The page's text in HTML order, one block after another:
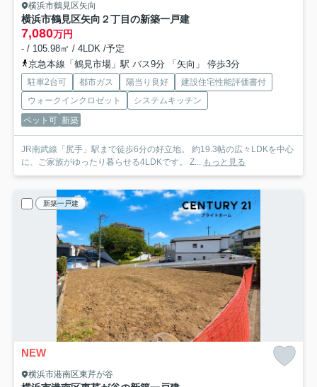
横浜市鶴見区矢向
横浜市鶴見区矢向２丁目の新築一戸建
7,080万円
- / 105.98㎡ / 4LDK /予定
京急本線「鶴見市場」駅 バス9分 「矢向」 停歩3分
駐車2台可 都市ガス 陽当り良好
建設住宅性能評価書付
ウォークインクロゼット
システムキッチン
ペット可 新築
JR南武線「尻手」駅まで徒歩6分の好立地。 約19.3帖の広々LDKを中心
に、ご家族がゆったり暮らせる4LDKです。 Z... もっと見る
新築一戸建
NEW
横浜市港南区東芹が谷